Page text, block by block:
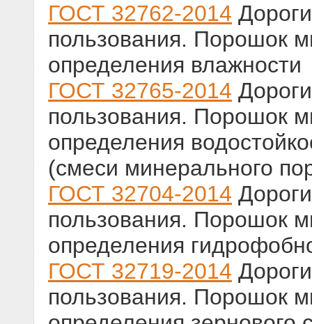
ГОСТ 32762-2014
пользования. Порошок
определения влажности
ГОСТ 32765-2014
пользования. Порошок
определения
(смеси минерального
ГОСТ 32704-2014
пользования. Порошок
определения
ГОСТ 32719-2014
пользования. Порошок